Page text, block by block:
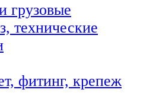
грузовые
технические
фитинг, крепеж